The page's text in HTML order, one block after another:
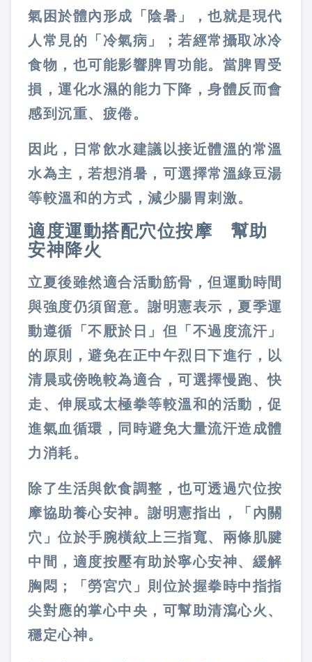
氣困於體內形成「陰暑」，也就是現代
人常見的「冷氣病」；若經常攝取冰冷
食物，也可能影響脾胃功能。當脾胃受
損，運化水濕的能力下降，身體反而會
感到沉重、疲倦。
因此，日常飲水建議以接近體溫的常溫
水為主，若想消暑，可選擇常溫綠豆湯
等較溫和的方式，減少腸胃刺激。
適度運動搭配穴位按摩 幫助
安神降火
立夏後雖然適合活動筋骨，但運動時間
與強度仍須留意。謝明憲表示，夏季運
動遵循「不厭於日」但「不過度流汗」
的原則，避免在正中午烈日下進行，以
清晨或傍晚較為適合，可選擇慢跑、快
走、伸展或太極拳等較溫和的活動，促
進氣血循環，同時避免大量流汗造成體
力消耗。
除了生活與飲食調整，也可透過穴位按
摩協助養心安神。謝明憲指出，「內關
穴」位於手腕橫紋上三指寬、兩條肌腱
中間，適度按壓有助於寧心安神、緩解
胸悶；「勞宮穴」則位於握拳時中指指
尖對應的掌心中央，可幫助清瀉心火、
穩定心神。